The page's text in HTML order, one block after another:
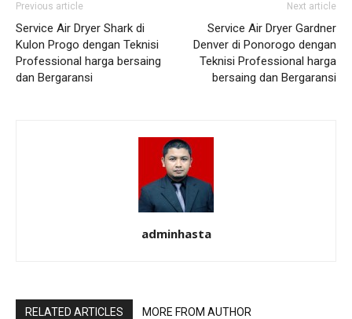
Previous article
Service Air Dryer Shark di
Kulon Progo dengan Teknisi
Professional harga bersaing
dan Bergaransi
Next article
Service Air Dryer Gardner
Denver di Ponorogo dengan
Teknisi Professional harga
bersaing dan Bergaransi
adminhasta
RELATED ARTICLES MORE FROM AUTHOR